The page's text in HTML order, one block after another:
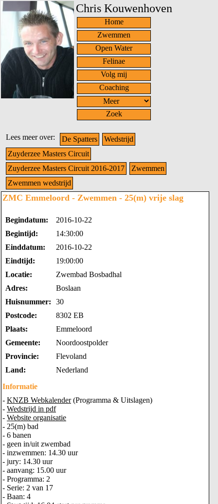
Chris Kouwenhoven
Home
Zwemmen
Open Water
Felinae
Volg mij
Coaching
Zoek
Lees meer over: De Spatters
Wedstrijd
Zuyderzee Masters Circuit
Zuyderzee Masters Circuit 2016-2017
Zwemmen
Zwemmen wedstrijd
ZMC Emmeloord - Zwemmen - 25(m) vrije slag
Begindatum:
2016-10-22
Begintijd:
14:30:00
Einddatum:
2016-10-22
Eindtijd:
19:00:00
Locatie:
Zwembad Bosbadhal
Adres:
Boslaan
Huisnummer:
30
Postcode:
8302 EB
Plaats:
Emmeloord
Gemeente:
Noordoostpolder
Provincie:
Flevoland
Land:
Nederland
Informatie
- KNZB Webkalender(Programma & Uitslagen)
- Wedstrijd in pdf
- Website organisatie
- 25(m) bad
- 6 banen
- geen in/uit zwembad
- inzwemmen: 14.30 uur
- jury: 14.30 uur
- aanvang: 15.00 uur
- Programma: 2
- Serie: 2 van 17
- Baan: 4